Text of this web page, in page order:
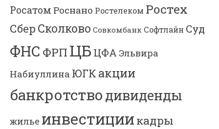
Росатом Роснано Ростелеком Ростех
Сбер Сколково Совкомбанк Софтлайн Суд
ФНС ФРП ЦБ ЦФА Эльвира
Набиуллина ЮГК акции
банкротство дивиденды
жилье инвестиции кадры